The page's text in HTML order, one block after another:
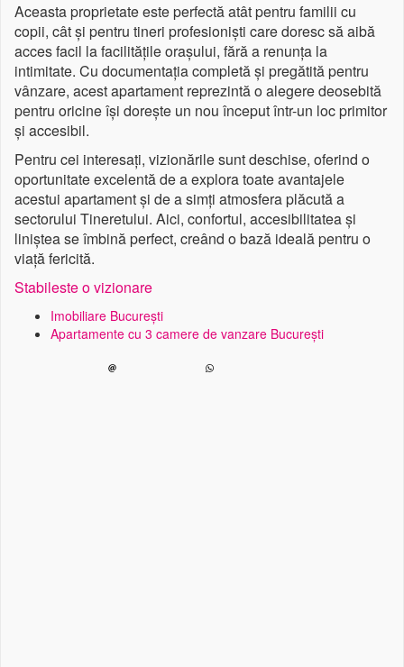
Aceasta proprietate este perfectă atât pentru familii cu
copii, cât și pentru tineri profesioniști care doresc să aibă
acces facil la facilitățile orașului, fără a renunța la
intimitate. Cu documentația completă și pregătită pentru
vânzare, acest apartament reprezintă o alegere deosebită
pentru oricine își dorește un nou început într-un loc primitor
și accesibil.
Pentru cei interesați, vizionările sunt deschise, oferind o
oportunitate excelentă de a explora toate avantajele
acestui apartament și de a simți atmosfera plăcută a
sectorului Tineretului. Aici, confortul, accesibilitatea și
liniștea se îmbină perfect, creând o bază ideală pentru o
viață fericită.
Stabileste o vizionare
Imobiliare București
Apartamente cu 3 camere de vanzare București